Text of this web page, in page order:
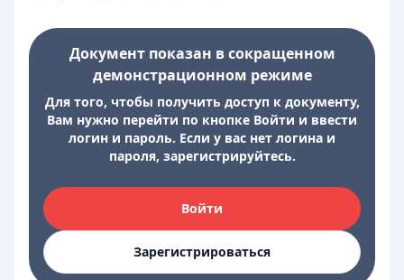
Документ показан в сокращенном
демонстрационном режиме
Для того, чтобы получить доступ к документу,
Вам нужно перейти по кнопке Войти и ввести
логин и пароль. Если у вас нет логина и
пароля, зарегистрируйтесь.
Войти
Зарегистрироваться